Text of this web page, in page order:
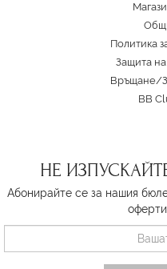
Политика
Защита
Връщане/
BB
НЕ
Абонирайте се за нашия